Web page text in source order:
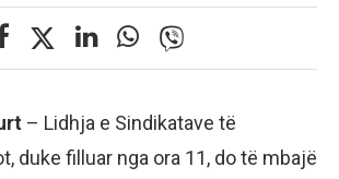
– Lidhja e Sindikatave të
duke filluar nga ora 11, do të mbajë